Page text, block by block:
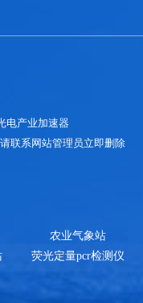
电产业加速器
联系网站管理员立即删除
农业气象站
荧光定量pcr检测仪